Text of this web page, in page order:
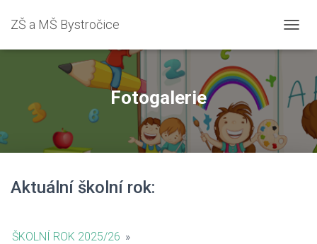
ZŠ a MŠ Bystročice
Fotogalerie
Aktuální školní rok:
ŠKOLNÍ ROK 2025/26 »